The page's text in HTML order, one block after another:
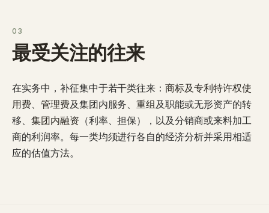
03
最受关注的往来
在实务中，补征集中于若干类往来：商标及专利特许权使
用费、 管理费及集团内服务、重组及职能或无形资产的转
移、 集团内融资 （利率、担保），以及分销商或来料加工
商的利润率。每一类均须进行各自的经济分析并采用相适
应的估值方法。